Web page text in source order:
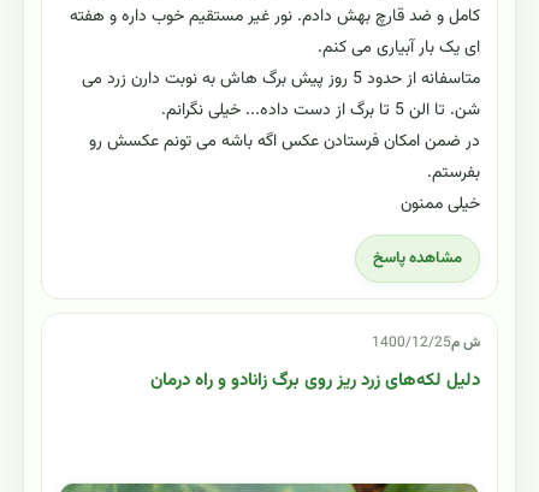
کامل و ضد قارچ بهش دادم. نور غیر مستقیم خوب داره و هفته
ای یک بار آبیاری می کنم.
متاسفانه از حدود 5 روز پیش برگ هاش به نوبت دارن زرد می
شن. تا الن 5 تا برگ از دست داده... خیلی نگرانم.
در ضمن امکان فرستادن عکس اگه باشه می تونم عکسش رو
بفرستم.
خیلی ممنون
مشاهده پاسخ
ش م1400/12/25
دلیل لکه‌های زرد ریز روی برگ زانادو و راه درمان